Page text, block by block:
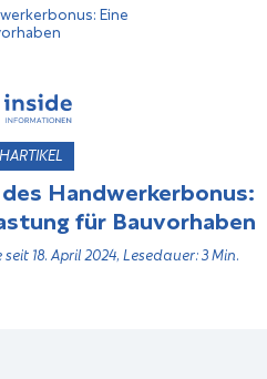
Eine
Handwerkerbonus:
für Bauvorhaben
18. April 2024, Lesedauer: 3 Min.